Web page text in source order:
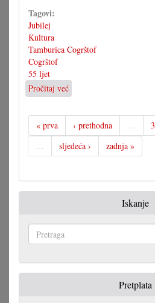
Tagovi:
Jubilej
Kultura
Tamburica Cogrštof
Cogrštof
55 ljet
Pročitaj već
Dostojno
svečevanje
55.
obljetnice
« prva ‹ prethodna … 3
…
sljedeća › zadnja »
Iskanje
Pretplata